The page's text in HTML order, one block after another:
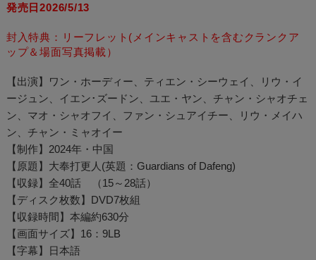
発売日2026/5/13
封入特典：リーフレット(メインキャストを含むクランクア
ップ＆場面写真掲載）
【出演】ワン・ホーディー、ティエン・シーウェイ、リウ・イ
ージュン、イエン･ズードン、ユエ・ヤン、チャン・シャオチェ
ン、マオ・シャオフイ、ファン・シュアイチー、リウ・メイハ
ン、チャン・ミャオイー
【制作】2024年・中国
【原題】大奉打更人(英題：Guardians of Dafeng)
【収録】全40話 （15～28話）
【ディスク枚数】DVD7枚組
【収録時間】本編約630分
【画面サイズ】16：9LB
【字幕】日本語